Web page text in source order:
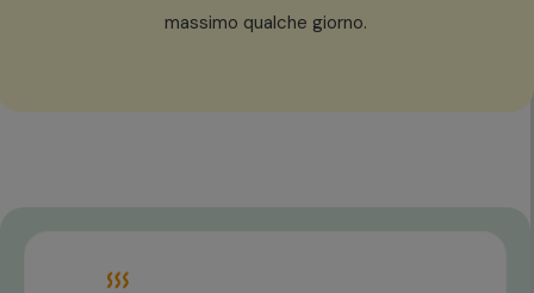
massimo qualche giorno.